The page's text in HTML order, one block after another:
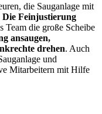
die Sauganlage mit
Die Feinjustierung
Team die große Scheibe
ansaugen,
drehen. Auch
und
Mitarbeitern mit Hilfe